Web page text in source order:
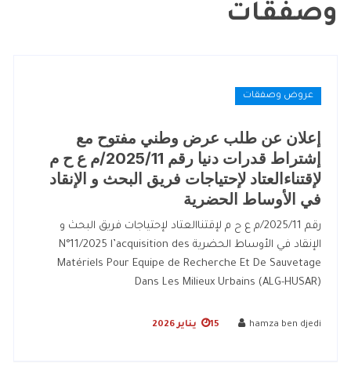
وصفقات
عروض وصفقات
إعلان عن طلب عرض وطني مفتوح مع
إشتراط قدرات دنيا رقم 2025/11/م ع ح م
لإقتناءالعتاد لإحتياجات فريق البحث و الإنقاد
في الأوساط الحضرية
رقم 2025/11/م ع ح م لإقتناالعتاد لإحتياجات فريق البحث و
الإنقاد في الأوساط الحضرية N°11/2025 l’acquisition des
Matériels Pour Equipe de Recherche Et De Sauvetage
Dans Les Milieux Urbains (ALG-HUSAR)
hamza ben djedi 15 يناير 2026